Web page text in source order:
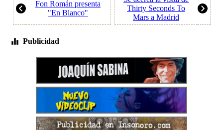
Fon Román presenta
"En Blanco"
Thirty Seconds To
Mars a Madrid
Publicidad